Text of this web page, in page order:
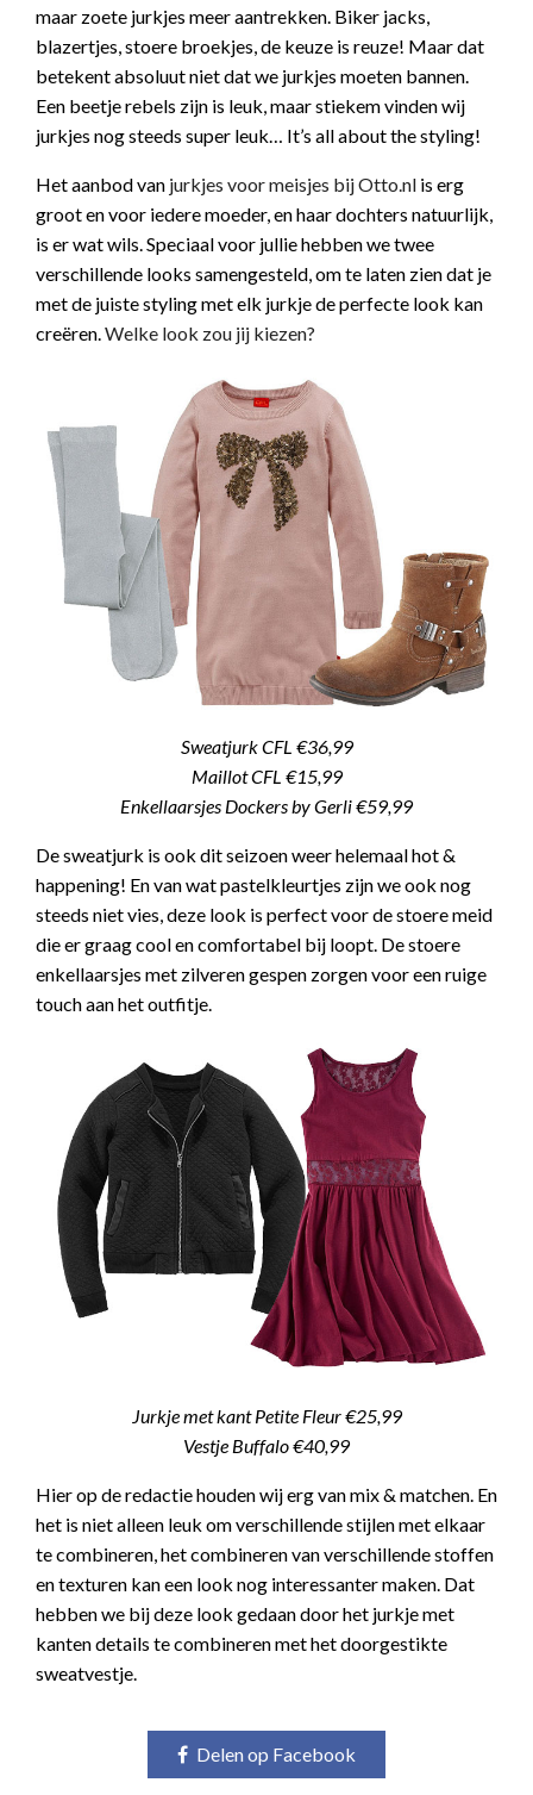
maar zoete jurkjes meer aantrekken. Biker jacks,
blazertjes, stoere broekjes, de keuze is reuze! Maar dat
betekent absoluut niet dat we jurkjes moeten bannen.
Een beetje rebels zijn is leuk, maar stiekem vinden wij
jurkjes nog steeds super leuk… It’s all about the styling!
Het aanbod van jurkjes voor meisjes bij Otto.nl is erg
groot en voor iedere moeder, en haar dochters natuurlijk,
is er wat wils. Speciaal voor jullie hebben we twee
verschillende looks samengesteld, om te laten zien dat je
met de juiste styling met elk jurkje de perfecte look kan
creëren.Welke look zou jij kiezen?
Sweatjurk CFL €36,99
Maillot CFL €15,99
Enkellaarsjes Dockers by Gerli €59,99
De sweatjurk is ook dit seizoen weer helemaal hot &
happening! En van wat pastelkleurtjes zijn we ook nog
steeds niet vies, deze look is perfect voor de stoere meid
die er graag cool en comfortabel bij loopt. De stoere
enkellaarsjes met zilveren gespen zorgen voor een ruige
touch aan het outfitje.
Jurkje met kant Petite Fleur €25,99
Vestje Buffalo €40,99
Hier op de redactie houden wij erg van mix & matchen. En
het is niet alleen leuk om verschillende stijlen met elkaar
te combineren, het combineren van verschillende stoffen
en texturen kan een look nog interessanter maken. Dat
hebben we bij deze look gedaan door het jurkje met
kanten details te combineren met het doorgestikte
sweatvestje.
Delen op Facebook